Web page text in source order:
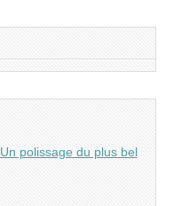
Un polissage du plus bel